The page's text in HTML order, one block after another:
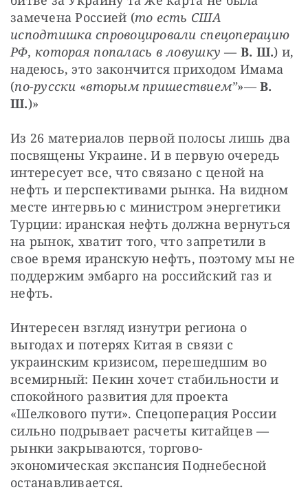
замечена Россией (то есть США
исподтишка спровоцировали спецоперацию
РФ, которая попалась в ловушку — В. Ш.) и,
надеюсь, это закончится приходом Имама
(по-русски «вторым пришествием”»— В.
Ш.)»
Из 26 материалов первой полосы лишь два
посвящены Украине. И в первую очередь
интересует все, что связано с ценой на
нефть и перспективами рынка. На видном
месте интервью с министром энергетики
Турции: иранская нефть должна вернуться
на рынок, хватит того, что запретили в
свое время иранскую нефть, поэтому мы не
поддержим эмбарго на российский газ и
нефть.
Интересен взгляд изнутри региона о
выгодах и потерях Китая в связи с
украинским кризисом, перешедшим во
всемирный: Пекин хочет стабильности и
спокойного развития для проекта
«Шелкового пути». Спецоперация России
сильно подрывает расчеты китайцев —
рынки закрываются, торгово-
экономическая экспансия Поднебесной
останавливается.